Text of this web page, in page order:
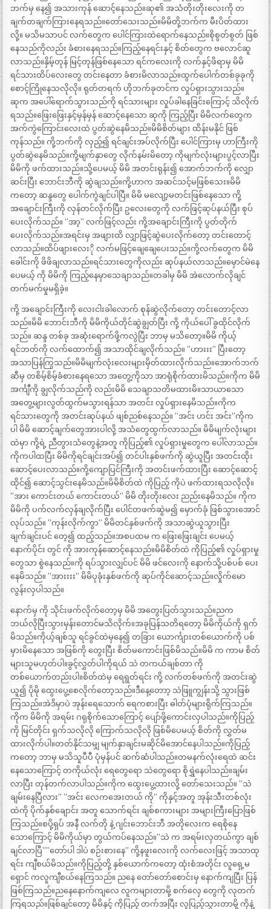
ဘက်မှ နေ၍ အသားကုန် ဆောင့်နေသည်။ဆု၏ အသံတိုးတိုးလေးကို တ
ချက်တချက်ကြားနေရသည်။တော်သေးသည်။မိမိတို့ဘက်က မီးပိတ်ထား
လို့။ မသိမသာပင် လက်တွေက ပေါင်ကြားထဲရောက်နေသည်။စိုစွတ်စွတ် ဖြစ်
နေသည်ကိုလည်း ခံစားနေရသည်။ကြည့်နေရင်းနှင့် စိတ်တွေက ဗလောင်ဆူ
လာသည်။နှိမ့်တုန် မြင့်တုန်ဖြစ်နေသော ရင်ကလေးကို လက်နှင့်ဖိရာမှ မိမိ
ရင်သားထိပ်လေးတွေ တင်းနေတာ ခံစားမိလာသည်။ထွက်ပေါက်တစ်ခုခုကို
စောင့်ကြိုနေသလိုလို။ ရုတ်တရက် ဟိုဘက်ခုတင်က လှုပ်ရှားသွားသည်။
ဆုက အပေါ်ရောက်သွားသည်ကို ရင်သားများ လှုပ်ခါနေခြင်းကြောင့် သိလိုက်
ရသည်။ဖြေးဖြေးနှင့်မှန်မှန် ဆောင့်နေသော ဆုကို ကြည့်ပြီး မိမိလက်တွေက
အက်ကွဲကြောင်းလေးထဲ ပွတ်ဆွဲနေမိသည်။မိမိစိတ်များ ထိန်းမနိုင် ဖြစ်
ကုန်သည်။ ကို့ဘက်ကို လှည့်၍ ရင်ချင်းအပ်လိုက်ပြီး ပေါင်ကြားမှ ဟာကြီးကို
ပွတ်ဆွဲနေမိသည်။ကို့မျက်နှာတွေ လိုက်နမ်းမိတော့ ကိုမျက်လုံးများပွင့်လာပြီး
မိမိကို ဖက်ထားသည်။သို့ပေမယ့် မိမိ အတင်းရုန်း၍ အောက်ဘက်ကို လျှော
ဆင်းပြီး ဘောင်းဘီကို ဆွဲချသည်။ကို့ဟာက အဆင်သင့်မဖြစ်သေး။မိမိ
ကတော့ ဆန္ဒတွေ ပေါက်ကွဲချင်ပါပြီ။ မိမိ မလျော့မတင်းဖြစ်နေသော ကို့
အချောင်းကြီးကို လှန်တင်လိုက်ပြီး ဥလေးတွေကို လက်ဖြင့်ဆုပ်နယ်ပြီး စုပ်
ပေးလိုက်သည်။ ”အာ့” လက်ဖြင့်လည်း ကို့အချောင်းကြီးကို ပွတ်တိုက်
ပေးလိုက်သည်။အရင်းမှ အဖျားထိ လျှာဖြင့်ဆွဲပေးလိုက်တော့ တင်းတောင့်
လာသည်။ထိပ်ဖျားလေးို လက်မဖြင့်ချေချေပေးသည်။ကို့လက်တွေက မိမိ
ခေါင်းကို ဖိဖိချလာသည်။ရင်သားတွေကိုလည်း ဆုပ်နယ်လာသည်။မှောင်မဲနေ
ပေမယ့် ကို မိမိကို ကြည့်နေမှာသေချာသည်။တခါမှ မိမိ အဲလောက်လိုချင်
တက်မက်မှုမရှိခဲ့။
ကို့ အချောင်းကြီးကို လေးငါးခါလောက် စုန်ဆွဲလိုက်တော့ တင်းတောင့်လာ
သည်။မိမိ ဘောင်းဘီကို မိမိကိုယ်တိုင်ဆွဲချွတ်ပြီး ကို့ ကိုယ်ပေါ် ခွထိုင်လိုက်
သည်။ ဆန္ဒ တစ်ခု အဆုံးရောက်ဖို့ကလွဲပြီး ဘာမှ မသိတော့။မိမိ ကိုယ့်
ရင်ဘတ်ကို လက်ထောက်၍ အသာထိုင်ချလိုက်သည်။ ”ဟားးး” ပြီးတော့
အသာပြန်ကြွသည်။မိမိမျက်လုံးလေးများမှိတ်ထားလိုက်သည်။အောက်ဘက်
ဆီမှ တစိမ့်စိမ့်ခံစားနေရသော အတွေ့ကိုသာ အာရုံစိုက်ထားမိသည်။ကိုက မိမိ
အင်္ကျီကို ချွလိုက်သည်ကို လည်းမိမိ သေချာသတိမထားမိ။သာယာသော
အတွေ့များလွတ်ထွက်မသွားရန်သာ အတင်း လှုပ်ရှားနေမိသည်။ကိုက
ရင်သားတွေကို အတင်းဆုပ်နယ် ဖျစ်ညစ်နေသည်။ ”အင်း ဟင်း အင်း”ကိုက
ပါ မိမိ ဆောင့်ချက်တွေအားပါလို့ အသံတွေထွက်လာသည်။ မိမိမျက်လုံးများ
ထဲမှာ ကို့ရဲ့ ညီတွားသံတွေနဲ့အတူ ကိုပြည့်၏ လှုပ်ရှားမှုတွေက ပေါ်လာသည်။
ကိုကပါထပြီး မိမိကိုရင်ချင်းအပ်၍ တင်ပါးနှစ်ဖက်ကို ဆွဲယူပြီး အတင်းထိုး
ဆောင့်ပေးလာသည်။ကို့ကျောပြင်ကြီးကို အတင်းဖက်ထားပြီး ဆောင့်ဆောင့်
ထိုင်၍ ဆောင့်သွင်းနေမိသည်။မိမိစိတ်ထဲ ကိုပြည့် ကိုပဲ ဖက်ထားရသလိုလို။
”အား ကောင်းတယ် ကောင်းတယ်” မိမိ တိုးတိုးလေး ညည်းနေမိသည်။ ကိုက
မိမိကို ပက်လက်လှန်ချလိုက်ပြီး ပေါင်တဖက်ဆွဲမ၍ မှောက်ခုံ ဖြစ်သွားအောင်
လုပ်သည်။ ”ကုန်းလိုက်ကွာ” မိမိတင်နှစ်ဖက်ကို အသာဆွဲယူသွားပြီး
ချက်ချင်းပင် တေ့၍ ထည့်သည်။အစပထမ က ဖြေးဖြေးချင်း ပေမယ့်
နောက်ပိုင်း တွင် ကို အားကုန်ဆောင့်နေသည်။မိမိစိတ်ထဲ ကိုပြည့်၏ လှုပ်ရှားမှု
တွေသာ စွဲနေသည်။ကို ရပ်သွားလျှင်ပင် မိမိ ဖင်လေးကို နောက်သို့ပစ်ပစ် ပေး
နေမိသည်။ ”အားးးး” မိမိပုခုံးနှစ်ဖက်ကို ဆုပ်ကိုင်ဆောင့်သည်။လှိုက်မော
လွန်းလှပါသည်။
နောက်မှ ကို သိုင်းဖက်လိုက်တော့မှ မိမိ အတွေးပြတ်သွားသည်။ညက
ဘယ်လိုပြီးသွားမှန်းတောင်မသိလိုက်။အခုပြန်သတိရတော့ မိမိကိုယ်ကို ရှက်
မိသည်။ကိုယ့်ချစ်သူ ရင်ခွင်ထဲမှနေ၍ တခြား ယောင်္ကျားတစ်ယောက်ကို ပစ်
မှားမိနေသော အဖြစ်ကို တွေးပြီး စိတ်မကောင်းဖြစ်မိသည်။မိမိ က ကာမ စိတ်
များသူမဟုတ်ပါ။ခွင့်လွှတ်ပါကိုရယ် သဲ တကယ်ချစ်တာ ကို
တစ်ယောက်တည်းပါ။စိတ်ထဲမှ ရေရွတ်ရင်း ကို့ လက်တစ်ဖက်ကို အတင်းဆွဲ
ယူ၍ ပိုမို ထွေးပွေ့စေလိုက်တော့သည်။ဒီနေ့တောာ့ သဲဖြူကျွန်းသို့ သွားဖြစ်
ကြသည်။အဲဒိမှာပဲ အုန်းရေသောက် ရေကစားပြီး ဓါတ်ပုံများရိုက်ကြသည်။
ကိုက မိမိကို အရမ်း ဂရုစိုက်သောကြောင့် ပျော်ဖို့ကောင်းလှပါသည်။ကိုပြည့်
ကို မြင်တိုင်း ရှက်သလိုလို ကြောက်သလိုလို ဖြစ်မိပေမယ့် စိတ်ကို လွှတ်မ
ထားလိုက်ပါ။တတ်နိုင်သမျှ မျက်နှာချင်းမဆိုင်မိအောင်နေပါသည်။ကိုပြည့်
ကတော့ ဘာမှ မသိသူပီပီ ပုံမှန်ပင် ဆက်ဆံပါသည်။တမနက်လုံးရေထဲ ဆင်း
နေသောကြောင့် တကိုယ်လုံး ရေတွေရော သဲတွေရော စိုရွှဲနေပါသည်။ချမ်း
လာပြီး တုန်တက်လာပါသည်။ကိုက ထွေးပွေ့ထားလို့ တော်သေးသည်။ ”သဲ
ချမ်းနေပြီလား” ”အင်း လေကအေးတယ် ကို” ကိုနှင့်အတူ အုန်းသီးတစ်လုံး
ထဲကို ပိုက်နှစ်ချောင်း အတူ သောက်ရင်း ချစ်စကားများ အများကြီးပြောဖြစ်
ကြသည်။စပို့ရှပ် အနီ လက်တို နဲ့ ဂျင်းဘောင်းဘီ အတိုလေးက ရေစိုနေ
သောကြောင့် မိမိကိုယ်မှာ တွယ်ကပ်နေသည်။”သဲ က အရမ်းလှတယ်ကွာ ချစ်
ချင်လာပြီ””တော်ပါ ဒါပဲ စဉ်းစားနေ” ကို့နဖူးလေးကို လက်လေးဖြင့် အသာထု
ရင်း ကျီစယ်မိသည်။ကိုပြည့်တို့ နှစ်ယောက်ကတော့ ထုံးစံအတိုင်း လူရှေ့မ
ရှောင် ကလူကျီစယ်နေကြသည်။ ညနေ တော်တော်စောင်းမှ နောက်ကျပြီး ပြန်
ဖြစ်ကြသည်။ညနေနောက်ကျလေ လူကများတာမို့ စက်လှေ တွေကို လုတက်
ကြရသည်။ဖြစ်ချင်တော့ မိမိနှင့် ကိုပြည့် တက်အပြီး လူပြည့်သွားတာမို့ ကိုနဲ့